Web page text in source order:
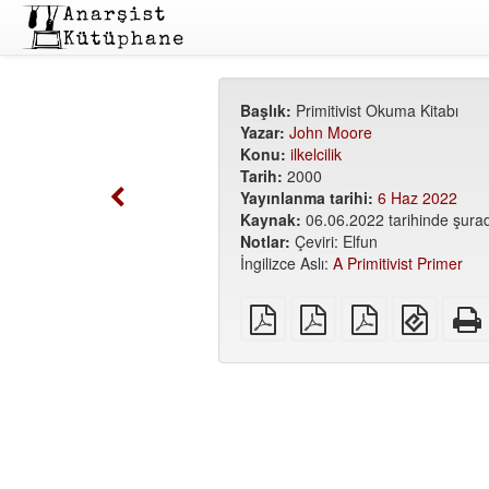
Başlık: Primitivist Okuma Kitabı
Yazar: John Moore
Konu: ilkelcilik
Tarih: 2000
Yayınlanma tarihi: 6 Haz 2022
Kaynak: 06.06.2022 tarihinde
Notlar: Çeviri: Elfun
İngilizce Aslı: A Primitivist Primer
Düz
PDF
A5
PDF
A6
PDF
EPUB
(mobil